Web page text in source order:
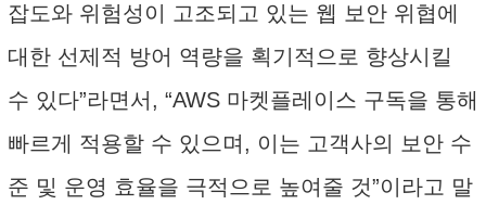
잡도와 위험성이 고조되고 있는 웹 보안 위협에
대한 선제적 방어 역량을 획기적으로 향상시킬
수 있다”라면서, “AWS 마켓플레이스 구독을 통해
빠르게 적용할 수 있으며, 이는 고객사의 보안 수
준 및 운영 효율을 극적으로 높여줄 것”이라고 말